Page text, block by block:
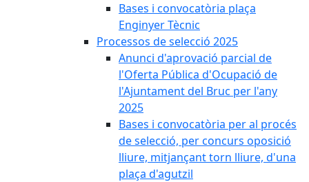
Bases i convocatòria plaça
Enginyer Tècnic
Processos de selecció 2025
Anunci d'aprovació parcial de
l'Oferta Pública d'Ocupació de
l'Ajuntament del Bruc per l'any
2025
Bases i convocatòria per al procés
de selecció, per concurs oposició
lliure, mitjançant torn lliure, d'una
plaça d'agutzil